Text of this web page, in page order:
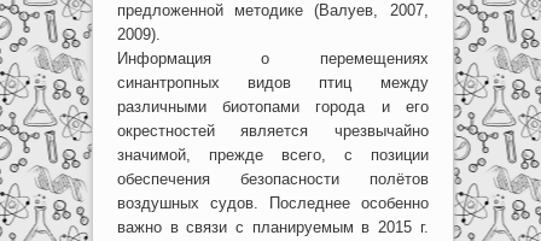
предложенной методике (Валуев, 2007,
2009).
Информация о перемещениях
синантропных видов птиц между
различными биотопами города и его
окрестностей является чрезвычайно
значимой, прежде всего, с позиции
обеспечения безопасности полётов
воздушных судов. Последнее особенно
важно в связи с планируемым в 2015 г.